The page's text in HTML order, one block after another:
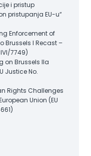
i pristup
pristupanja EU-u“
Enforcement of
Brussels I Recast –
7749)
on Brussels IIa
Justice No.
Rights Challenges
Union (EU